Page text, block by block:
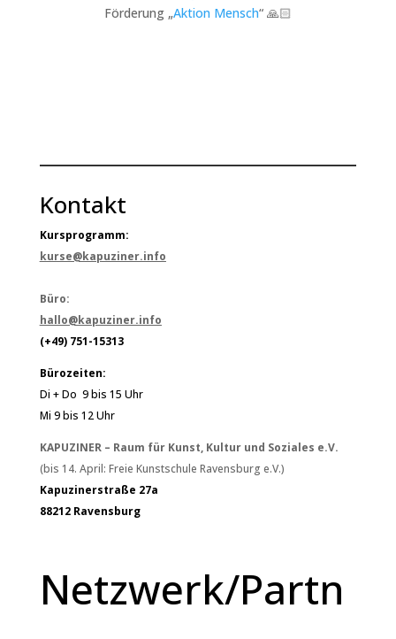
Förderung „Aktion Mensch“ 🙏🏻
Kontakt
Kursprogramm:
kurse@kapuziner.info
Büro:
hallo@kapuziner.info
(+49) 751-15313
Bürozeiten:
Di + Do 9 bis 15 Uhr
Mi 9 bis 12 Uhr
KAPUZINER – Raum für Kunst, Kultur und Soziales e.V.
(bis 14. April: Freie Kunstschule Ravensburg e.V.)
Kapuzinerstraße 27a
88212 Ravensburg
Netzwerk/Partn